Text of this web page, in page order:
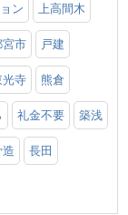
ン 上高間木
宮市 戸建
光寺 熊倉
礼金不要 築浅
造 長田